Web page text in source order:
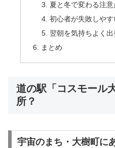
夏と冬で変わる注意
初心者が失敗しやす
翌朝を気持ちよく
まとめ
道の駅「コスモール
所？
宇宙のまち・大樹町に